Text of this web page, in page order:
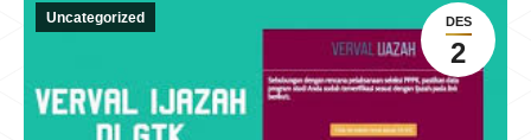
DES
2
Uncategorized